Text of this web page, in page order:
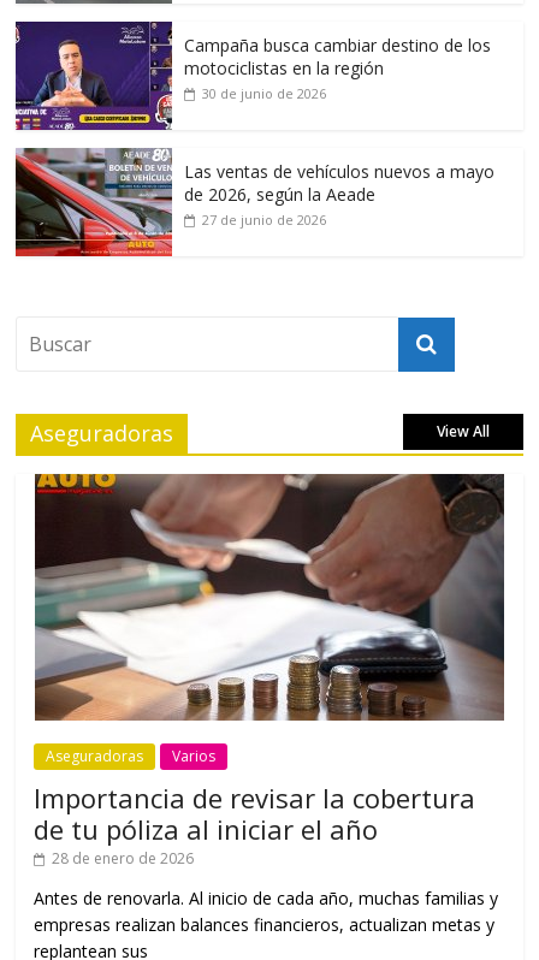
Campaña busca cambiar destino de los
motociclistas en la región
30 de junio de 2026
Las ventas de vehículos nuevos a mayo
de 2026, según la Aeade
27 de junio de 2026
Aseguradoras View All
Aseguradoras Varios
Importancia de revisar la cobertura
de tu póliza al iniciar el año
28 de enero de 2026
Antes de renovarla. Al inicio de cada año, muchas familias y
empresas realizan balances financieros, actualizan metas y
replantean sus